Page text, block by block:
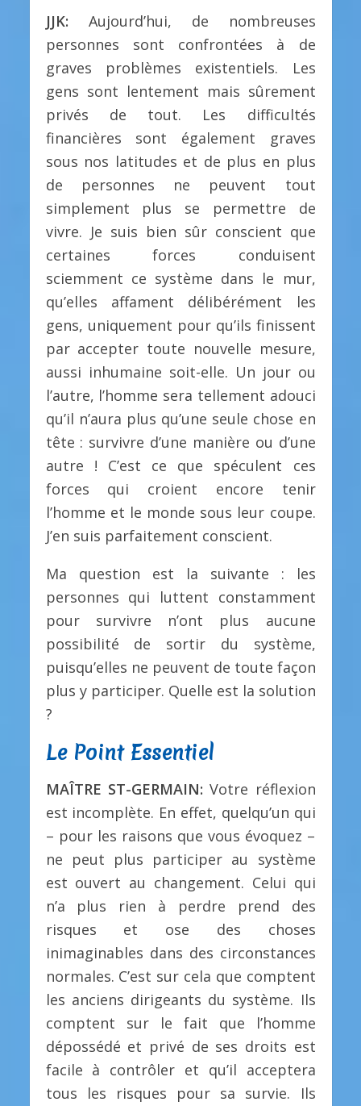
JJK: Aujourd’hui, de nombreuses
personnes sont confrontées à de
graves problèmes existentiels. Les
gens sont lentement mais sûrement
privés de tout. Les difficultés
financières sont également graves
sous nos latitudes et de plus en plus
de personnes ne peuvent tout
simplement plus se permettre de
vivre. Je suis bien sûr conscient que
certaines forces conduisent
sciemment ce système dans le mur,
qu’elles affament délibérément les
gens, uniquement pour qu’ils finissent
par accepter toute nouvelle mesure,
aussi inhumaine soit-elle. Un jour ou
l’autre, l’homme sera tellement adouci
qu’il n’aura plus qu’une seule chose en
tête : survivre d’une manière ou d’une
autre ! C’est ce que spéculent ces
forces qui croient encore tenir
l’homme et le monde sous leur coupe.
J’en suis parfaitement conscient.
Ma question est la suivante : les
personnes qui luttent constamment
pour survivre n’ont plus aucune
possibilité de sortir du système,
puisqu’elles ne peuvent de toute façon
plus y participer. Quelle est la solution
?
Le Point Essentiel
MAÎTRE ST-GERMAIN: Votre réflexion
est incomplète. En effet, quelqu’un qui
– pour les raisons que vous évoquez –
ne peut plus participer au système
est ouvert au changement. Celui qui
n’a plus rien à perdre prend des
risques et ose des choses
inimaginables dans des circonstances
normales. C’est sur cela que comptent
les anciens dirigeants du système. Ils
comptent sur le fait que l’homme
dépossédé et privé de ses droits est
facile à contrôler et qu’il acceptera
tous les risques pour sa survie. Ils